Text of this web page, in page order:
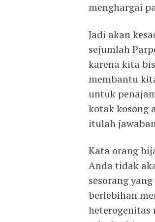
menghargai
Jadi akan
sejumlah
karena kita
membantu
untuk
kotak kosong
itulah
Kata orang
Anda tidak
sesorang
berlebihan
heterogenitas